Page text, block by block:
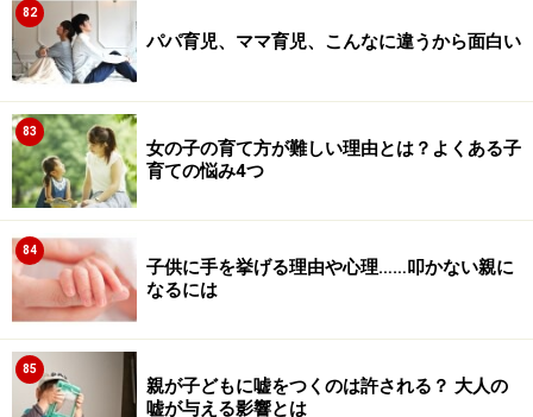
82
パパ育児、ママ育児、こんなに違うから面白い
83
女の子の育て方が難しい理由とは？よくある子
育ての悩み4つ
84
子供に手を挙げる理由や心理……叩かない親に
なるには
85
親が子どもに嘘をつくのは許される？ 大人の
嘘が与える影響とは